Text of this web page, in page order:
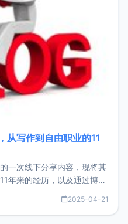
从写作到自由职业的11
一次线下分享内容，现将其
年来的经历，以及通过博客
据和产品现状。自我介绍大
2025-04-21